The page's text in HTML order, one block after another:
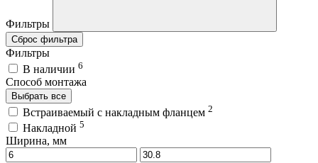
Фильтры
Сброс фильтра
Фильтры
В наличии 6
Способ монтажа
Выбрать все
Встраиваемый с накладным фланцем 2
Накладной 5
Ширина, мм